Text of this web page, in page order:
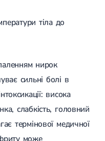
суглобу
тіла до
нирок
сильні болі в
висока
слабкість, головний
термінової медичної